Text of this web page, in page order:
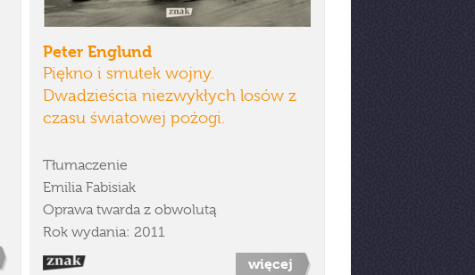
Peter Englund
Piękno i smutek wojny.
Dwadzieścia niezwykłych losów z
czasu światowej pożogi.
Tłumaczenie
Emilia Fabisiak
Oprawa twarda z obwolutą
Rok wydania: 2011
więcej